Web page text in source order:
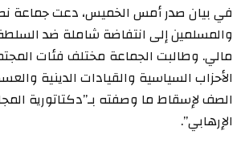
في بيان صدر أمس الخميس، دعت جماعة
والمسلمين إلى انتفاضة شاملة ضد
مالي. وطالبت الجماعة مختلف فئات
الأحزاب السياسية والقيادات الدينية
الصف لإسقاط ما وصفته بـ”دكتاتورية
الإرهابي”.